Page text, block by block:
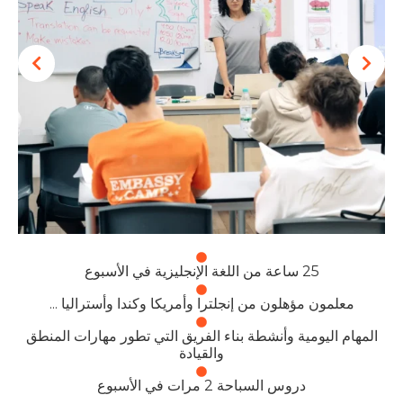
مؤهلون من إنجلترا وأمريكا وكندا وأستراليا ...
وأنشطة بناء الفريق التي تطور مهارات المنطق
دروس السباحة 2 مرات في الأسبوع